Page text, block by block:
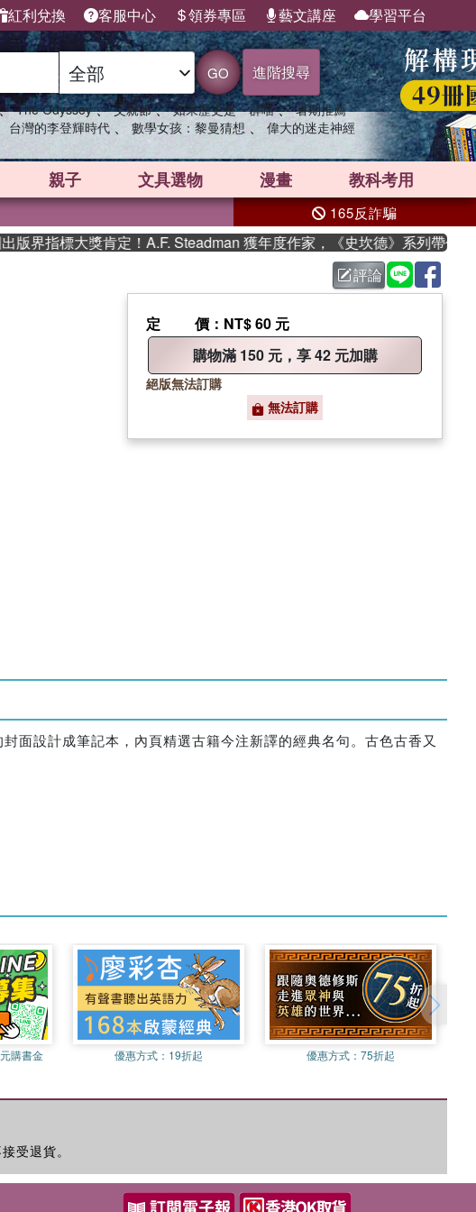
紅利兌換 客服中心 領券專區 藝文講座 學習平台
GO 進階搜尋
The Odyssey 、 父親節 、 如果歷史是一群喵 、 暑期推薦
台灣的李登輝時代 、 數學女孩：黎曼猜想 、 偉大的迷走神經
親子 文具選物 漫畫 教科考用
165反詐騙
界指標大獎肯定！A.F. Steadman 獲年度作家，《史坎德》系列帶你踏上
評論
定價 ：NT$ 60 元
購物滿 150 元，享 42 元加購
絕版無法訂購
無法訂購
面設計成筆記本，內頁精選古籍今注新譯的經典名句。古色古香又
購書金 優惠方式： 19折起 優惠方式：75折起
受退貨。